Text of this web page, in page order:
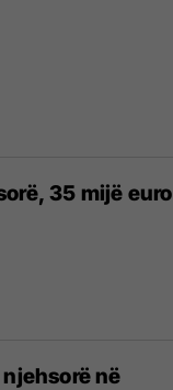
35 mijë euro
në